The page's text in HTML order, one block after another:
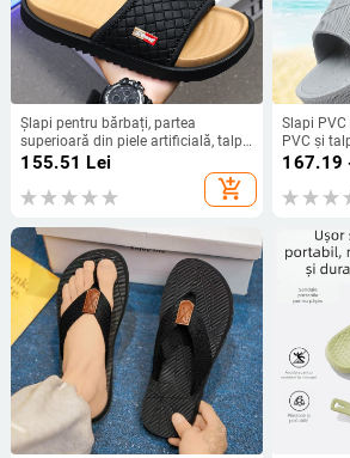
Șlapi pentru bărbați, partea
superioară din piele artificială, talpă
EVA, stil leisure, vară 2025
155.51 Lei
add_shopping_cart
Slapi
PVC și
pentru
167.19